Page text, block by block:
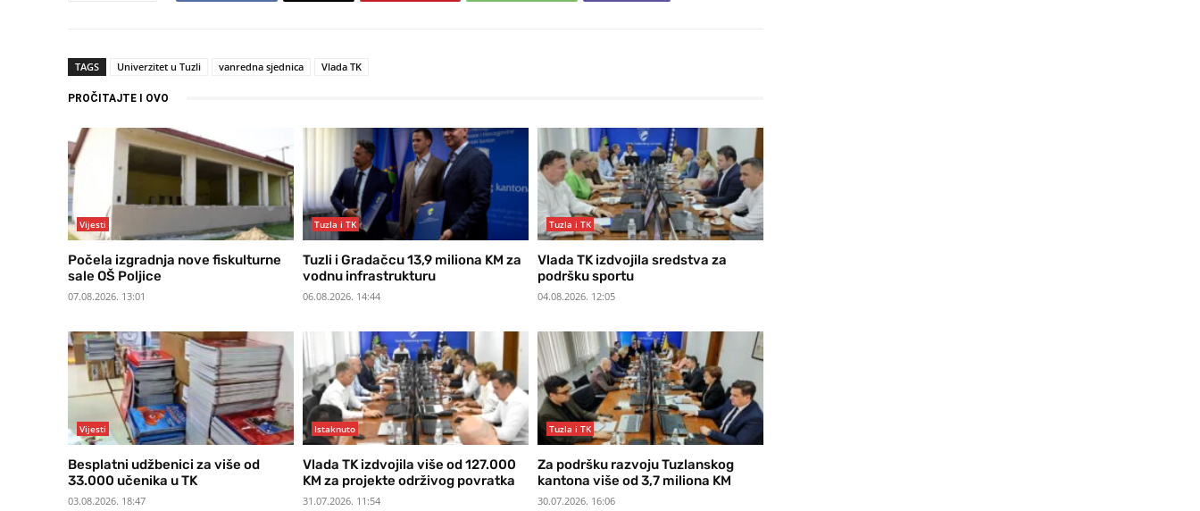
TAGS Univerzitet u Tuzli vanredna sjednica Vlada TK
PROČITAJTE I OVO
Vijesti
Počela izgradnja nove fiskulturne
sale OŠ Poljice
07.08.2026. 13:01
Tuzla i TK
Tuzli i Gradačcu 13,9 miliona KM za
vodnu infrastrukturu
06.08.2026. 14:44
Tuzla i TK
Vlada TK izdvojila sredstva za
podršku sportu
04.08.2026. 12:05
Vijesti
Besplatni udžbenici za više od
33.000 učenika u TK
03.08.2026. 18:47
Istaknuto
Vlada TK izdvojila više od 127.000
KM za projekte održivog povratka
31.07.2026. 11:54
Tuzla i TK
Za podršku razvoju Tuzlanskog
kantona više od 3,7 miliona KM
30.07.2026. 16:06